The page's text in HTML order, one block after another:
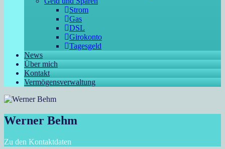
Strom
Gas
DSL
Girokonto
Tagesgeld
News
Über mich
Kontakt
Vermögensverwaltung
Werner Behm
Zu den Kontaktdaten